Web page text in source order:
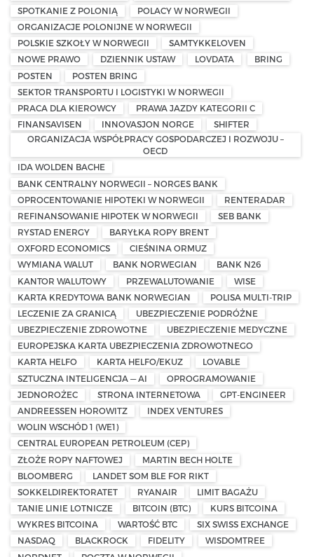
SPOTKANIE Z POLONIĄ
POLACY W NORWEGII
ORGANIZACJE POLONIJNE W NORWEGII
POLSKIE SZKOŁY W NORWEGII
SAMTYKKELOVEN
NOWE PRAWO
DZIENNIK USTAW LOVDATA
BRING
POSTEN
POSTEN BRING
SEKTOR TRANSPORTU I LOGISTYKI W NORWEGII
PRACA DLA KIEROWCY
PRAWA JAZDY KATEGORII C
FINANSAVISEN
INNOVASJON NORGE
SHIFTER
ORGANIZACJA WSPÓŁPRACY GOSPODARCZEJ I ROZWOJU –
OECD
IDA WOLDEN BACHE
BANK CENTRALNY NORWEGII – NORGES BANK
OPROCENTOWANIE HIPOTEKI W NORWEGII
RENTERADAR
REFINANSOWANIE HIPOTEK W NORWEGII
SEB BANK
RYSTAD ENERGY
BARYŁKA ROPY BRENT
OXFORD ECONOMICS
CIEŚNINA ORMUZ
WYMIANA WALUT
BANK NORWEGIAN
BANK N26
KANTOR WALUTOWY
PRZEWALUTOWANIE
WISE
KARTA KREDYTOWA BANK NORWEGIAN
POLISA MULTI-TRIP
LECZENIE ZA GRANICĄ
UBEZPIECZENIE PODRÓŻNE
UBEZPIECZENIE ZDROWOTNE
UBEZPIECZENIE MEDYCZNE
EUROPEJSKA KARTA UBEZPIECZENIA ZDROWOTNEGO
KARTA HELFO
KARTA HELFO/EKUZ
LOVABLE
SZTUCZNA INTELIGENCJA — AI
OPROGRAMOWANIE
JEDNOROŻEC
STRONA INTERNETOWA
GPT-ENGINEER
ANDREESSEN HOROWITZ
INDEX VENTURES
WOLIN WSCHÓD 1 (WE1)
CENTRAL EUROPEAN PETROLEUM (CEP)
ZŁOŻE ROPY NAFTOWEJ
MARTIN BECH HOLTE
BLOOMBERG
LANDET SOM BLE FOR RIKT
SOKKELDIREKTORATET
RYANAIR
LIMIT BAGAŻU
TANIE LINIE LOTNICZE
BITCOIN (BTC)
KURS BITCOINA
WYKRES BITCOINA
WARTOŚĆ BTC
SIX SWISS EXCHANGE
NASDAQ
BLACKROCK FIDELITY
WISDOMTREE